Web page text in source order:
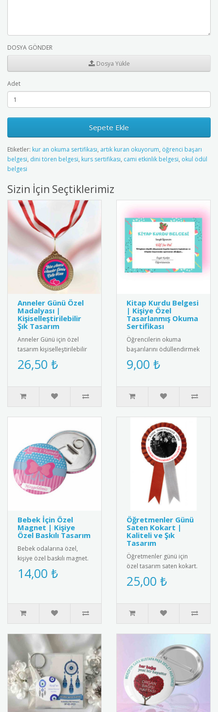
DOSYA GÖNDER
Dosya Yükle
Adet
Sepete Ekle
Etiketler: kur an okuma sertifikası, artık kuran okuyorum, öğrenci başarı
belgesi, dini tören belgesi, kurs sertifikası, cami etkinlik belgesi, okul ödül
belgesi
Sizin İçin Seçtiklerimiz
Anneler Günü Özel
Madalyası |
Kişiselleştirilebilir
Şık Tasarım
Anneler Günü için özel
tasarım kişiselleştirilebilir
madalya. Kaliteli metal ve
renkli kurdele ile ü..
26,50 ₺
Kitap Kurdu Belgesi
| Kişiye Özel
Tasarlanmış Okuma
Sertifikası
Öğrencilerin okuma
başarılarını ödüllendirmek
için özel tasarlanmış kitap
kurdu belgeleri. Kişiye öz..
9,00 ₺
Bebek İçin Özel
Magnet | Kişiye
Özel Baskılı Tasarım
Bebek odalarına özel,
kişiye özel baskılı magnet.
Buzdolabı, dolap ya da
ferforje süslemelerinde
14,00 ₺
Öğretmenler Günü
Saten Kokart |
Kaliteli ve Şık
Tasarım
Öğretmenler günü için
özel tasarım saten kokart.
"24 Kasım Öğretmenler
Günü" yazılı şık tasarımı
25,00 ₺